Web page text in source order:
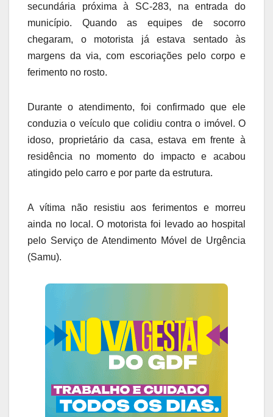
secundária próxima à SC-283, na entrada do
município. Quando as equipes de socorro
chegaram, o motorista já estava sentado às
margens da via, com escoriações pelo corpo e
ferimento no rosto.
Durante o atendimento, foi confirmado que ele
conduzia o veículo que colidiu contra o imóvel. O
idoso, proprietário da casa, estava em frente à
residência no momento do impacto e acabou
atingido pelo carro e por parte da estrutura.
A vítima não resistiu aos ferimentos e morreu
ainda no local. O motorista foi levado ao hospital
pelo Serviço de Atendimento Móvel de Urgência
(Samu).